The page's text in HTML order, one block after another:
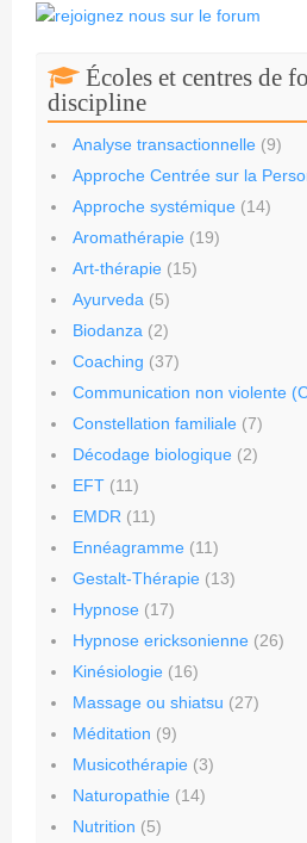
Écoles et centres de
discipline
Analyse transactionnelle (9)
Approche Centrée sur la
Approche systémique (14)
Aromathérapie (19)
Art-thérapie (15)
Ayurveda (5)
Biodanza (2)
Coaching (37)
Communication non violente
Constellation familiale (7)
Décodage biologique (2)
EFT (11)
EMDR (11)
Ennéagramme (11)
Gestalt-Thérapie (13)
Hypnose (17)
Hypnose ericksonienne (26)
Kinésiologie (16)
Massage ou shiatsu (27)
Méditation (9)
Musicothérapie (3)
Naturopathie (14)
Nutrition (5)